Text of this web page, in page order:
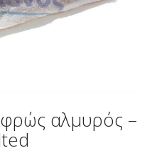
αλμυρός –